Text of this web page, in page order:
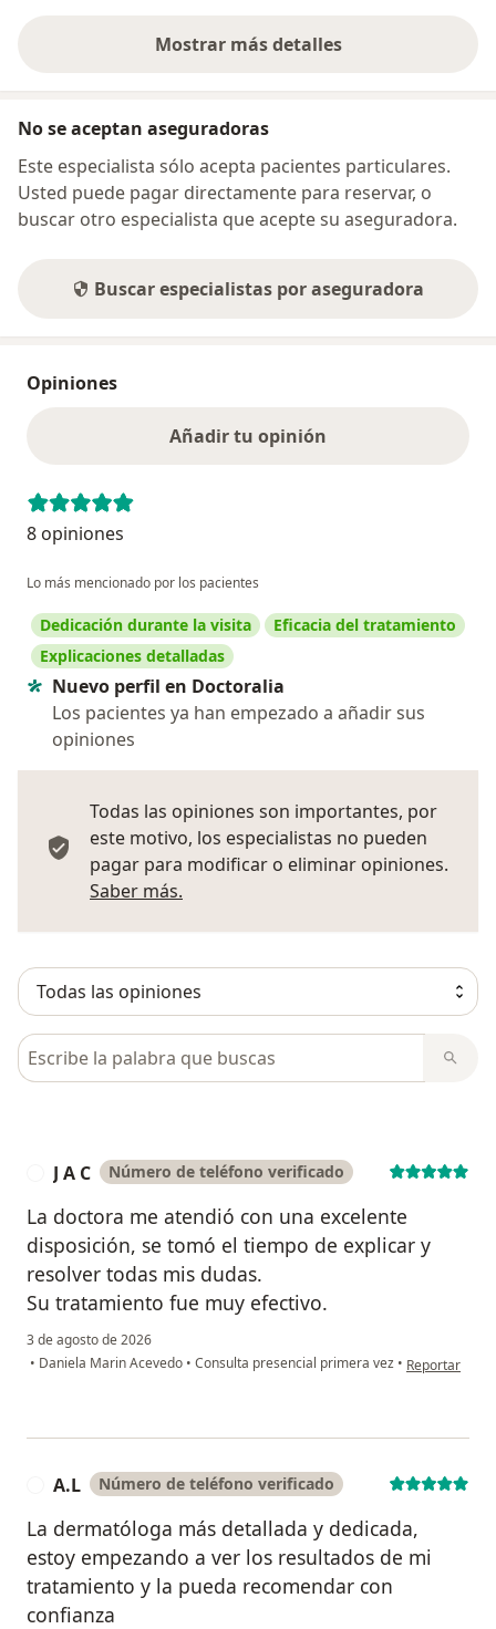
Mostrar más detalles
sobre la dirección
No se aceptan aseguradoras
Este especialista sólo acepta pacientes particulares.
Usted puede pagar directamente para reservar, o
buscar otro especialista que acepte su aseguradora.
Buscar especialistas por aseguradora
Opiniones
Añadir tu opinión
8 opiniones
Lo más mencionado por los pacientes
Dedicación durante la visita
Eficacia del tratamiento
Explicaciones detalladas
Nuevo perfil en Doctoralia
Los pacientes ya han empezado a añadir sus
opiniones
Todas las opiniones son importantes, por
este motivo, los especialistas no pueden
pagar para modificar o eliminar opiniones.
Saber más.
Busca en opiniones
J A C Número de teléfono verificado
La doctora me atendió con una excelente
disposición, se tomó el tiempo de explicar y
resolver todas mis dudas.
Su tratamiento fue muy efectivo.
3 de agosto de 2026
• Daniela Marin Acevedo • Consulta presencial primera vez • en opinión del
Reportar
A.L Número de teléfono verificado
La dermatóloga más detallada y dedicada,
estoy empezando a ver los resultados de mi
tratamiento y la pueda recomendar con
confianza